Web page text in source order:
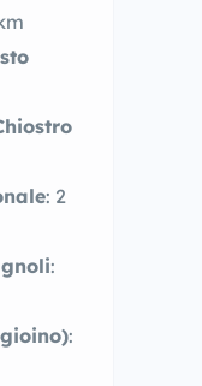
: 2
:
: